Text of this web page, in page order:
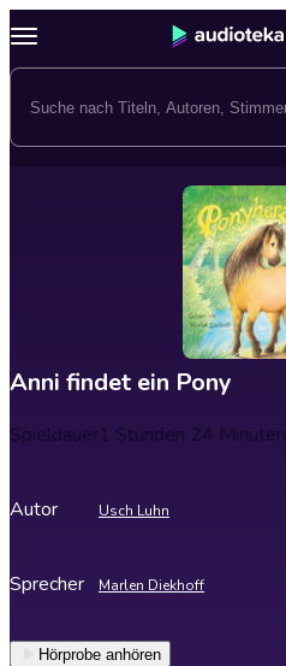
Anni findet ein Pony
Spieldauer1 Stunden 24 Minuten
Autor Usch Luhn
Sprecher Marlen Diekhoff
Hörprobe anhören